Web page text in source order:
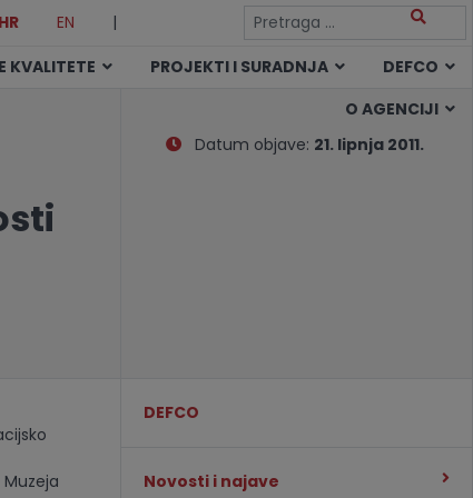
HR EN
|
KVALITETE PROJEKTI I SURADNJA
DEFCO
O AGENCIJI
Datum objave: 21. lipnja 2011.
DEFCO
Novosti i najave